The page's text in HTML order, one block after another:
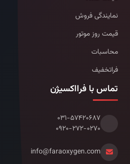
نمایندگی فروش
قیمت روز موتور
محاسبات
فراتخفیف
تماس با فرااکسیژن
۰۳۱-۵۷۴۲۰۶۸۷
۰۹۲۰-۲۷۲-۰۲۷۰
info@faraoxygen.com